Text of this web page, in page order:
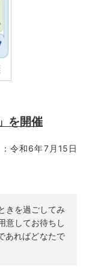
を開催
令和6年7月15日
きを過ごしてみ
意してお待ちし
あればどなたで